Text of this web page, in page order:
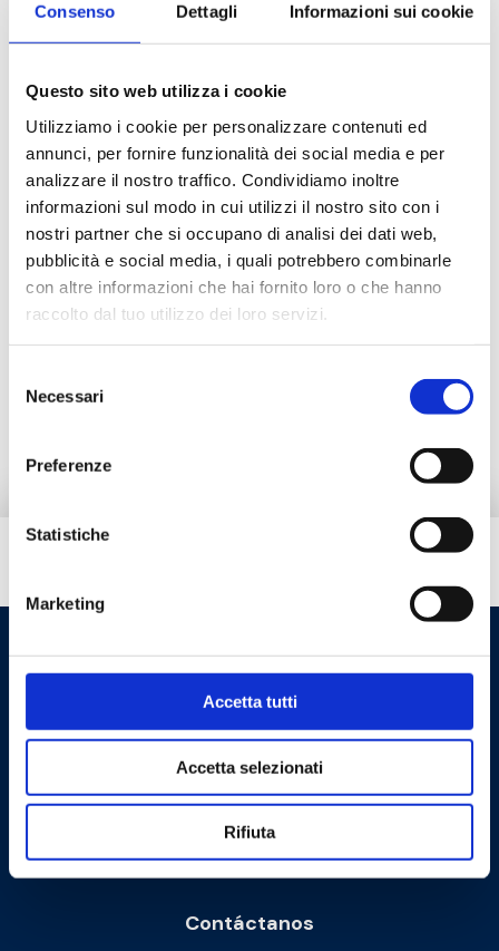
Consenso Dettagli Informazioni sui cookie
Questo sito web utilizza i cookie
Utilizziamo i cookie per personalizzare contenuti ed
annunci, per fornire funzionalità dei social media e per
analizzare il nostro traffico. Condividiamo inoltre
informazioni sul modo in cui utilizzi il nostro sito con i
nostri partner che si occupano di analisi dei dati web,
pubblicità e social media, i quali potrebbero combinarle
con altre informazioni che hai fornito loro o che hanno
raccolto dal tuo utilizzo dei loro servizi.
delNecessari
Preferenze
Statistiche
Marketing
Accetta tutti
Accetta selezionati
Rifiuta
52D0250T2 G 1 M - G 1 RN
Descripción
Documentación
Cookie Policy Privacy Policy
Contáctanos